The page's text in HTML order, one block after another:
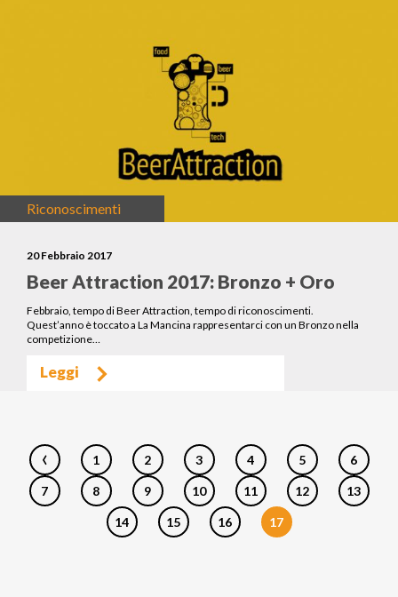
Riconoscimenti
20 Febbraio 2017
Beer Attraction 2017: Bronzo + Oro
Febbraio, tempo di Beer Attraction, tempo di riconoscimenti.
Quest’anno è toccato a La Mancina rappresentarci con un Bronzo nella
competizione…
Leggi
‹ 1 2 3 4 5 6
7 8 9 10 11 12 13
14 15 16 17